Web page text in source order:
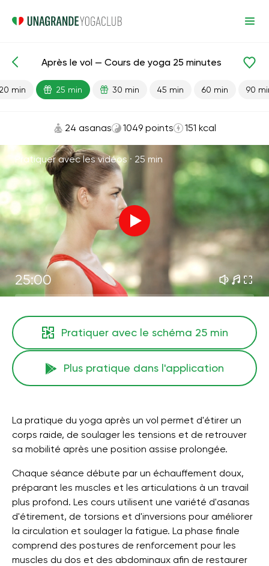
Leçons prêtes Voyage
Après le vol — Cours de yoga 25 minutes
min 25 min 30 min 45 min 60 min 90
24 asanas 1049 points 151 kcal
Pratiquer avec les vidéos · 25 min
25:00
Pratiquer avec le schéma 25 min
Plus pratique dans l'application
La pratique du yoga après un vol permet d'étirer un
corps raide, de soulager les tensions et de retrouver
sa mobilité après une position assise prolongée.
Chaque séance débute par un échauffement doux,
préparant les muscles et les articulations à un travail
plus profond. Les cours utilisent une variété d'asanas
d'étirement, de torsions et d'inversions pour améliorer
la circulation et soulager la fatigue. La phase finale
comprend des postures de renforcement pour les
muscles du dos et des abdominaux afin de restaurer